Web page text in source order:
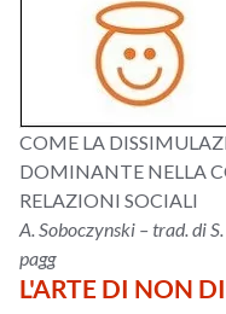
COME LA
DOMINANTE NELLA
RELAZIONI SOCIALI
A. Soboczynski – trad. di
pagg
L'ARTE DI NON